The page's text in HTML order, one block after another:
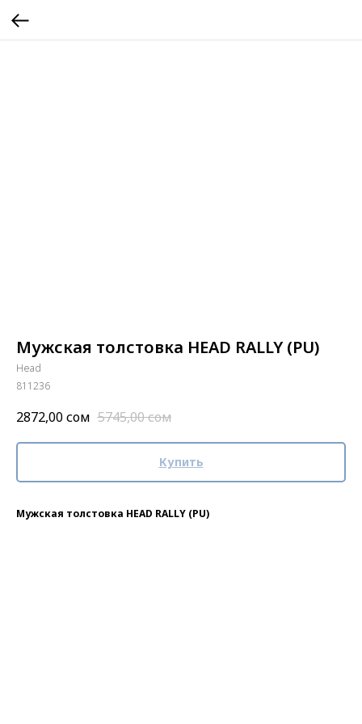
Мужская толстовка HEAD RALLY (PU)
Head
811236
2872,00сом 5745,00сом
Купить
Мужская толстовка HEAD RALLY (PU)